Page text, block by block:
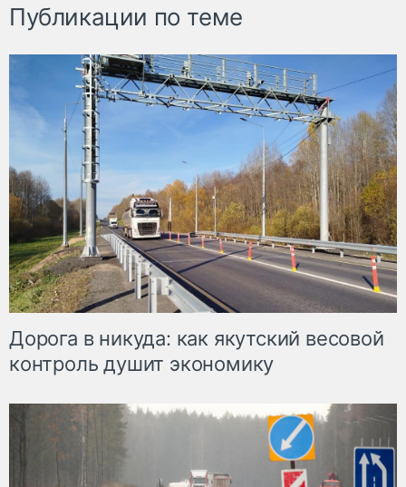
Публикации по теме
Дорога в никуда: как якутский весовой
контроль душит экономику